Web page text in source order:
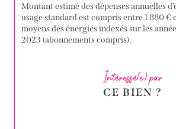
Montant estimé des dépenses annuelles
usage standard est compris entre 1 880 €
moyens des énergies indexés sur les
2023 (abonnements compris).
Intéressé(e) par
CE BIEN ?